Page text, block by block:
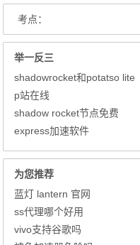
考点：
举一反三
shadowrocket和potatso lite
p站在线
shadow rocket节点免费
express加速软件
为您推荐
蓝灯 lantern 官网
ss代理哪个好用
vivo支持谷歌吗